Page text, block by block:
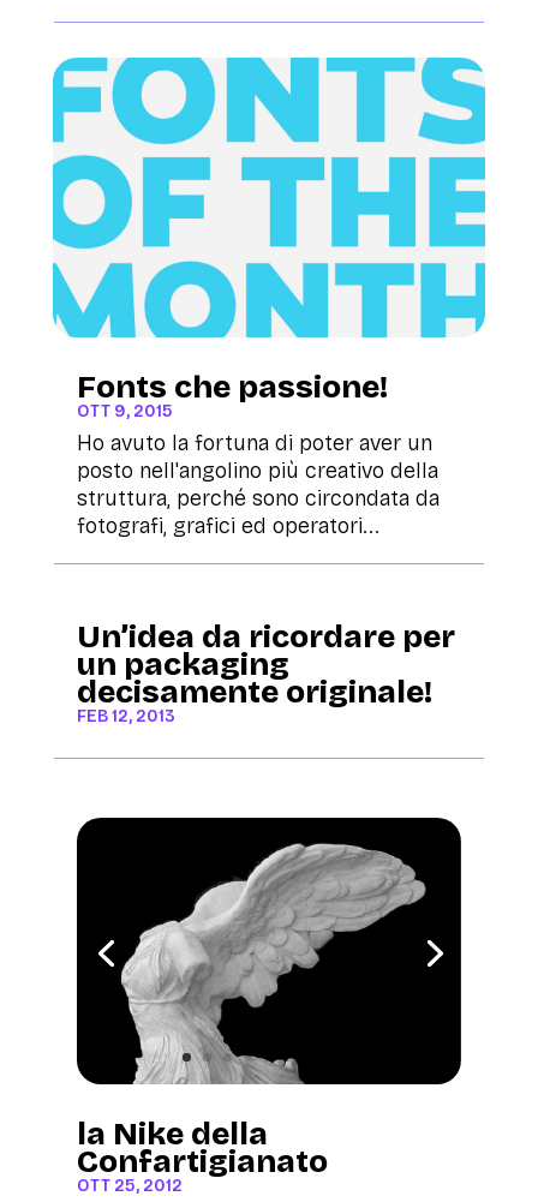
Fonts che passione!
OTT 9, 2015
Ho avuto la fortuna di poter aver un
posto nell'angolino più creativo della
struttura, perché sono circondata da
fotografi, grafici ed operatori...
Un’idea da ricordare per
un packaging
decisamente originale!
FEB 12, 2013
la Nike della
Confartigianato
OTT 25, 2012